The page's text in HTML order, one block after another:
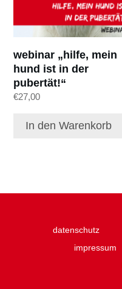
webinar „hilfe, mein
hund ist in der
pubertät!“
€27,00
In den Warenkorb
datenschutz
impressum